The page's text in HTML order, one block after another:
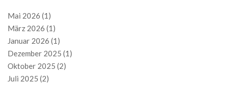
Mai 2026 (1)
März 2026 (1)
Januar 2026 (1)
Dezember 2025 (1)
Oktober 2025 (2)
Juli 2025 (2)